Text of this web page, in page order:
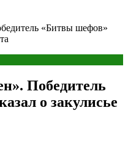
«Битвы шефов»
Победитель
о закулисье